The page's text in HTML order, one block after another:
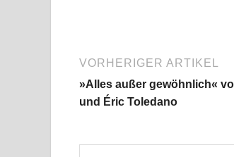
VORHERIGER ARTIKEL
»Alles außer gewöhnlich«
und Éric Toledano